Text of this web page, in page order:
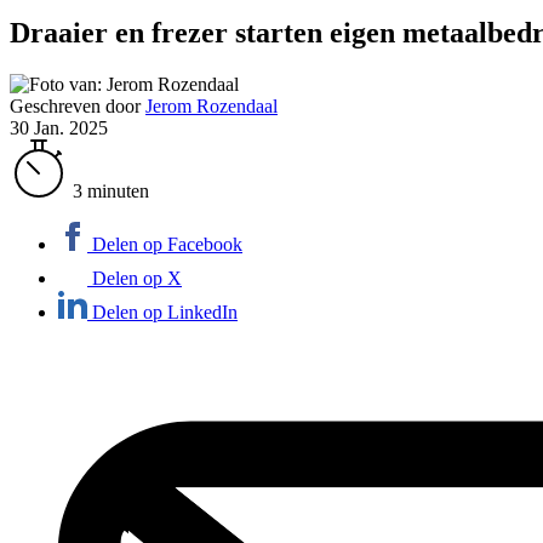
Draaier en frezer starten eigen
Geschreven doorJerom Rozendaal
30 Jan. 2025
3 minuten
Delen op Facebook
Delen op X
Delen op LinkedIn